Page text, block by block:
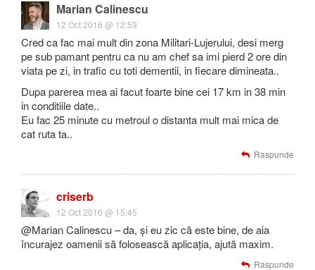
Marian Calinescu
12 Oct 2016 @ 12:59
Cred ca fac mai mult din zona Militari-Lujerului, desi merg
pe sub pamant pentru ca nu am chef sa imi pierd 2 ore din
viata pe zi, in trafic cu toti dementii, in fiecare dimineata..
Dupa parerea mea ai facut foarte bine cei 17 km in 38 min
in conditiile date..
Eu fac 25 minute cu metroul o distanta mult mai mica de
cat ruta ta..
Raspunde
criserb
12 Oct 2016 @ 15:45
@Marian Calinescu – da, și eu zic că este bine, de aia
încurajez oamenii să folosească aplicația, ajută maxim.
Raspunde